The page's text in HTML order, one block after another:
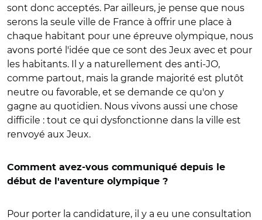
sont donc acceptés. Par ailleurs, je pense que nous
serons la seule ville de France à offrir une place à
chaque habitant pour une épreuve olympique, nous
avons porté l'idée que ce sont des Jeux avec et pour
les habitants. Il y a naturellement des anti-JO,
comme partout, mais la grande majorité est plutôt
neutre ou favorable, et se demande ce qu'on y
gagne au quotidien. Nous vivons aussi une chose
difficile : tout ce qui dysfonctionne dans la ville est
renvoyé aux Jeux.
Comment avez-vous communiqué depuis le
début de l'aventure olympique ?
Pour porter la candidature, il y a eu une consultation